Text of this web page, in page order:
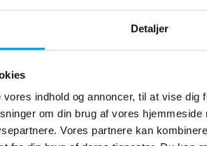
Detaljer
indhold og annoncer, til at vise
om din brug af vores
Vores partnere kan